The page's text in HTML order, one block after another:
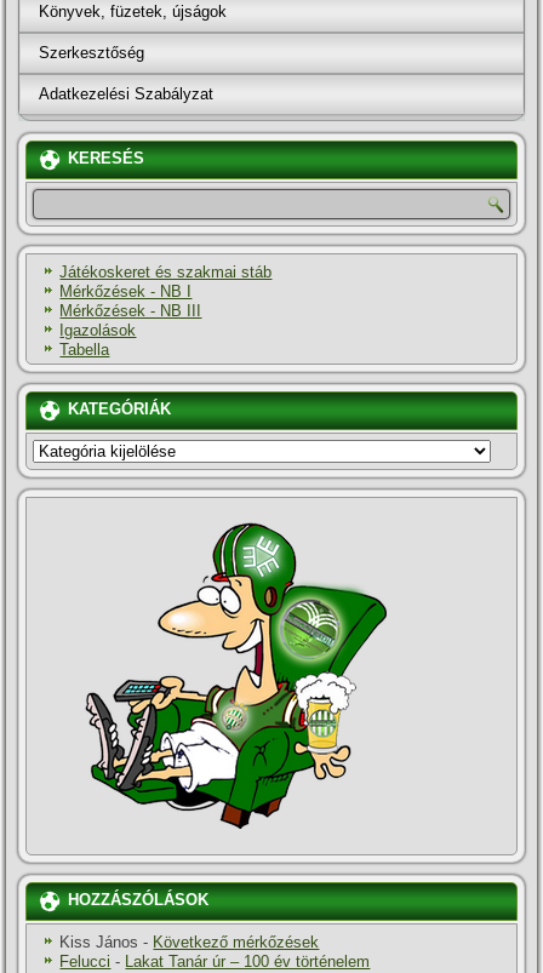
Könyvek, füzetek, újságok
Szerkesztőség
Adatkezelési Szabályzat
KERESÉS
Játékoskeret és szakmai stáb
Mérkőzések - NB I
Mérkőzések - NB III
Igazolások
Tabella
KATEGÓRIÁK
KATEGÓRIÁK
HOZZÁSZÓLÁSOK
Kiss János - Következő mérkőzések
Felucci - Lakat Tanár úr – 100 év történelem